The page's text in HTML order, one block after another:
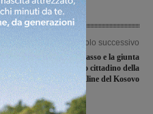
Articolo successivo
Il sindaco Grasso e la giunta
incontrano il primo cittadino della
città di Kline del Kosovo